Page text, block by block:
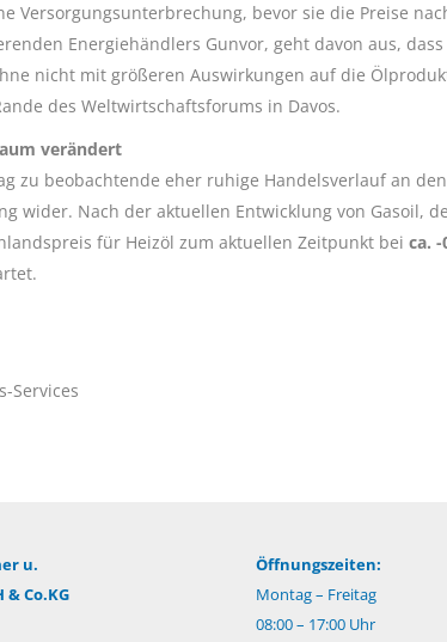
Versorgungsunterbrechung, bevor sie die Preise
Energiehändlers Gunvor, geht davon aus,
nicht mit größeren Auswirkungen auf die
des Weltwirtschaftsforums in Davos.
verändert
zu beobachtende eher ruhige Handelsverlauf an
wider. Nach der aktuellen Entwicklung von Gasoil,
für Heizöl zum aktuellen Zeitpunkt bei ca.
Services
u.
& Co.KG
Öffnungszeiten:
Montag – Freitag
08:00 – 17:00 Uhr